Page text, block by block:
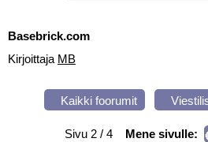
Basebrick.com
Kirjoittaja MB
Kaikki foorumit
Sivu 2 / 4 Mene sivulle: